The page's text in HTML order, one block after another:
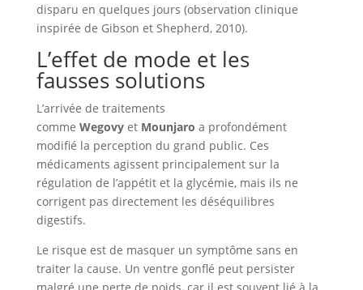
disparu en quelques jours (observation clinique
inspirée de Gibson et Shepherd, 2010).
L’effet de mode et les
fausses solutions
L’arrivée de traitements
comme Wegovyet Mounjaro a profondément
modifié la perception du grand public. Ces
médicaments agissent principalement sur la
régulation de l’appétit et la glycémie, mais ils ne
corrigent pas directement les déséquilibres
digestifs.
Le risque est de masquer un symptôme sans en
traiter la cause. Un ventre gonflé peut persister